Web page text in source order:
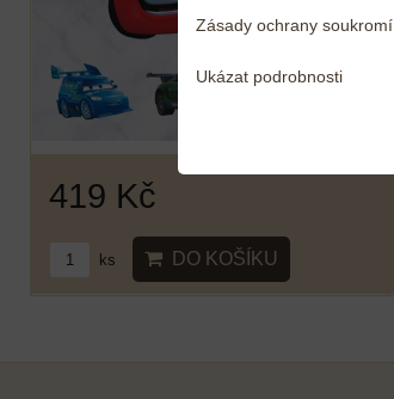
419 Kč
ks DO KOŠÍKU
Zásady ochrany soukromí
Ukázat podrobnosti